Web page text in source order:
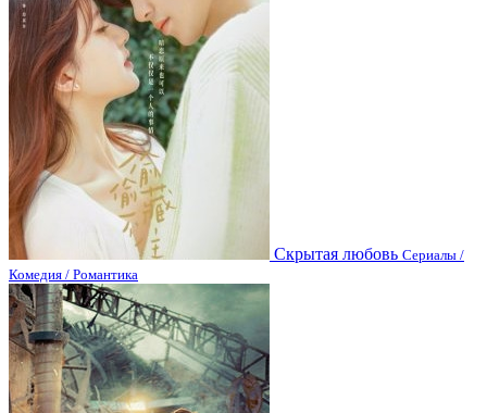
Скрытая любовь Сериалы /
Комедия / Романтика